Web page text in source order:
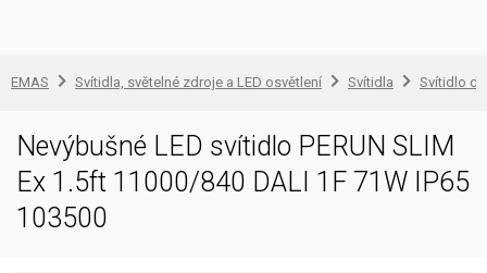
EMAS Svítidla, světelné zdroje a LED osvětlení Svítidla Svítidlo
Nevýbušné LED svítidlo PERUN SLIM
Ex 1.5ft 11000/840 DALI 1F 71W IP65
103500